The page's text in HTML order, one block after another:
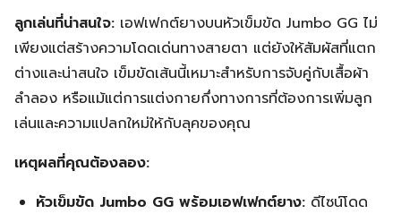
ลูกเล่นที่น่าสนใจ: เอฟเฟกต์ยางบนหัวเข็มขัด Jumbo GG ไม่
เพียงแต่สร้างความโดดเด่นทางสายตา แต่ยังให้สัมผัสที่แตก
ต่างและน่าสนใจ เข็มขัดเส้นนี้เหมาะสำหรับการจับคู่กับเสื้อผ้า
ลำลอง หรือแม้แต่การแต่งกายกึ่งทางการที่ต้องการเพิ่มลูก
เล่นและความแปลกใหม่ให้กับลุคของคุณ
เหตุผลที่คุณต้องลอง:
หัวเข็มขัด Jumbo GG พร้อมเอฟเฟกต์ยาง: ดีไซน์โดด